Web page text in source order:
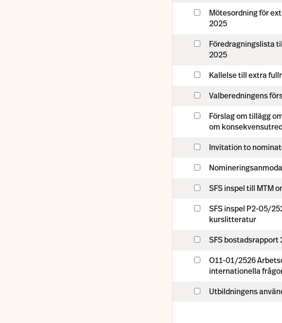
Mötesordning för
2025
Föredragningslista
2025
Kallelse till extra
Valberedningens
Förslag om tillägg
om
Invitation to
SFS inspel till MTM
SFS inspel P2-05/
kurslitteratur
SFS bostadsrapport
O11-01/2526
internationella
Utbildningens